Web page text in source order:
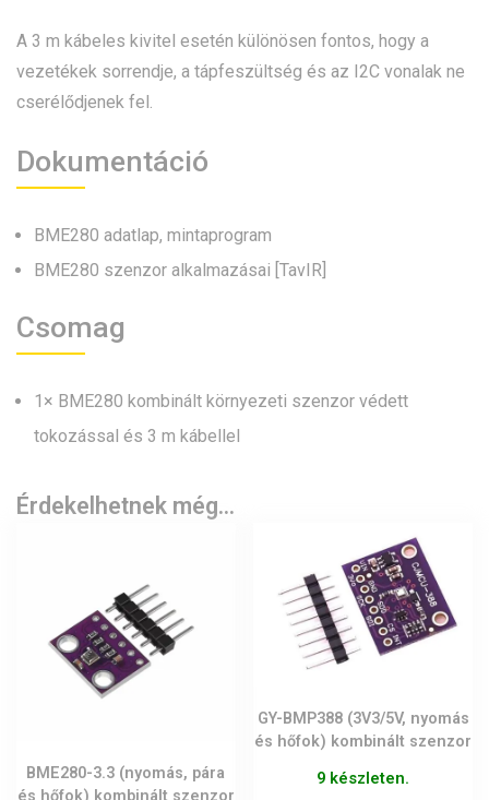
A 3 m kábeles kivitel esetén különösen fontos, hogy a
vezetékek sorrendje, a tápfeszültség és az I2C vonalak ne
cserélődjenek fel.
Dokumentáció
BME280 adatlap, mintaprogram
BME280 szenzor alkalmazásai [TavIR]
Csomag
1× BME280 kombinált környezeti szenzor védett
tokozással és 3 m kábellel
Érdekelhetnek még…
BME280-3.3 (nyomás, pára
GY-BMP388 (3V3/5V, nyomás
és hőfok) kombinált szenzor
9 készleten.